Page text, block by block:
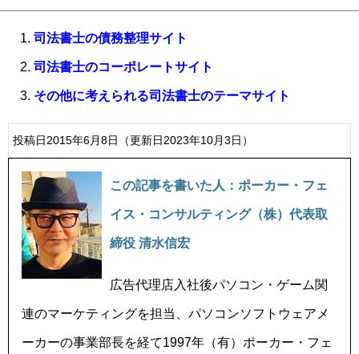
司法書士の債務整理サイト
司法書士のコーポレートサイト
その他に考えられる司法書士のテーマサイト
投稿日2015年6月8日 （更新日2023年10月3日）
この記事を書いた人：ポーカー・フェ
イス・コンサルティング（株）代表取
締役 清水信宏
広告代理店入社後パソコン・ゲーム関
連のマーケティングを担当、パソコンソフトウェアメ
ーカーの事業部長を経て1997年（有）ポーカー・フェ